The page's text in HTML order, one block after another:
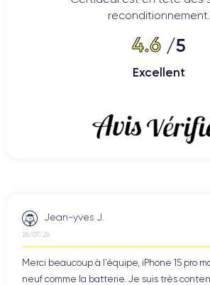
reconditionnement.
4.6 /5
Excellent
Jean-yves J.
26/07/26
Merci beaucoup à l’équipe, iPhone 15 pro
neuf comme la batterie. Je suis très